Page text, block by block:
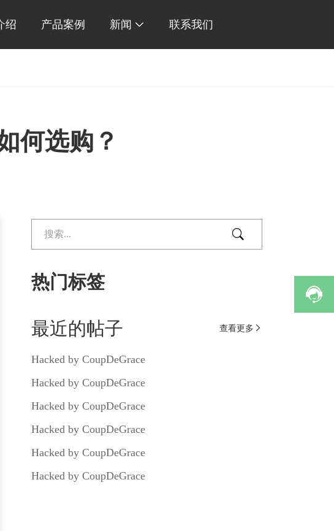
绍 产品案例 新闻  联系我们
何选购？

热门标签
最近的帖子 查看更多 
Hacked by CoupDeGrace
Hacked by CoupDeGrace
Hacked by CoupDeGrace
Hacked by CoupDeGrace
Hacked by CoupDeGrace
Hacked by CoupDeGrace
